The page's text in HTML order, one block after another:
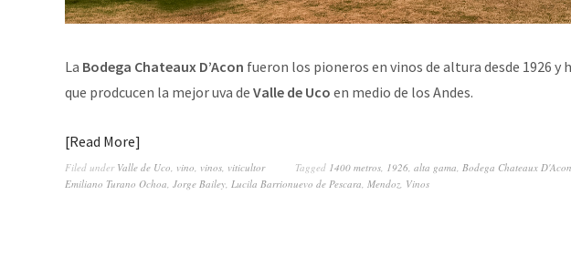
La Bodega Chateaux D’Acon fueron los pioneros en vinos de altura desde 1926 y
que prodcucen la mejor uva de Valle de Uco en medio de los Andes.
Read More
Filed under Valle de Uco, vino, vinos, viticultor Tagged 1400 metros, 1926, alta gama, Bodega Chateaux D'Acon
Emiliano Turano Ochoa, Jorge Bailey, Lucila Barrionuevo de Pescara, Mendoz, Vinos